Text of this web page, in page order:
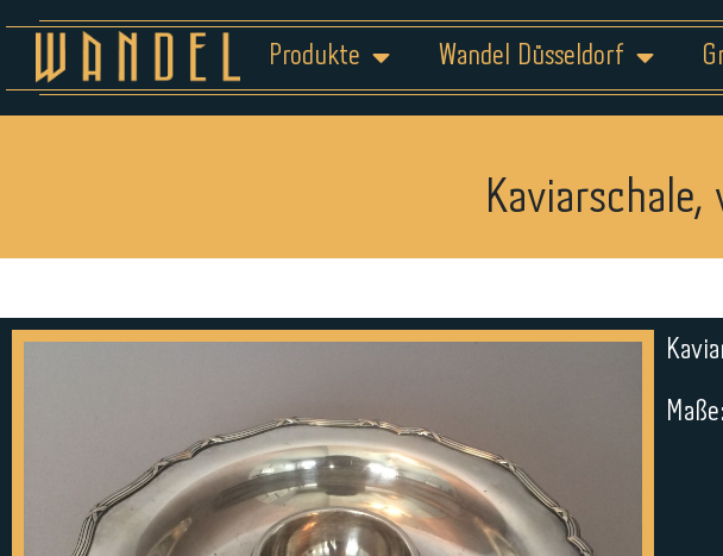
Produkte Wandel Düsseldorf
Kaviarschale,